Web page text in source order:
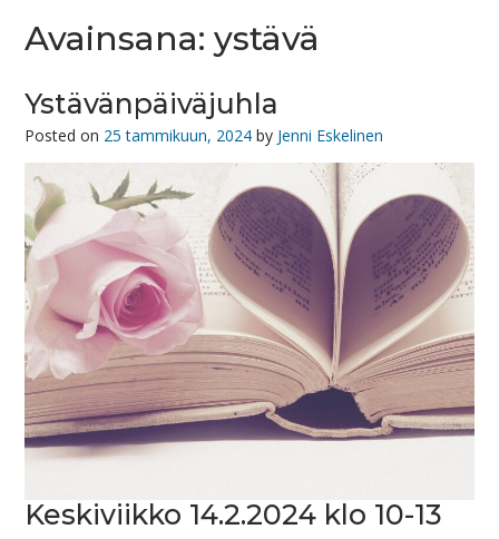
Avainsana: ystävä
Ystävänpäiväjuhla
Posted on 25 tammikuun, 2024 by Jenni Eskelinen
Keskiviikko 14.2.2024 klo 10-13